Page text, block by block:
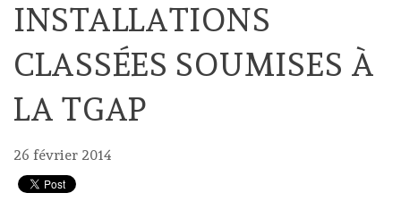
INSTALLATIONS
CLASSÉES SOUMISES À
LA TGAP
26 février 2014